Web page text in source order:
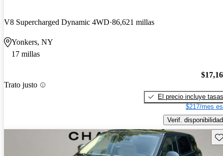
V8 Supercharged Dynamic 4WD 86,621 millas
Yonkers, NY
17 millas
Trato justo
El precio incluye tasas
$217/mes
Verif. disponibilidad